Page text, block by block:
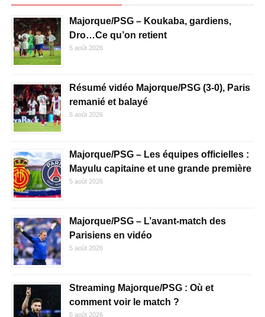
Majorque/PSG – Koukaba, gardiens,
Dro…Ce qu’on retient
5 août 2026
Résumé vidéo Majorque/PSG (3-0), Paris
remanié et balayé
5 août 2026
Majorque/PSG – Les équipes officielles :
Mayulu capitaine et une grande première
5 août 2026
Majorque/PSG – L’avant-match des
Parisiens en vidéo
5 août 2026
Streaming Majorque/PSG : Où et
comment voir le match ?
5 août 2026